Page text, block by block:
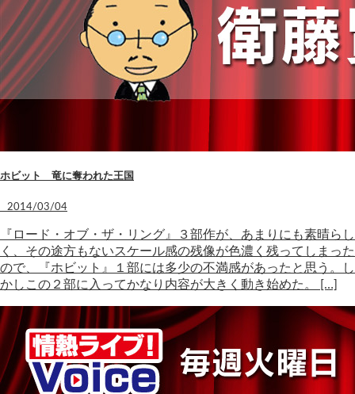
ホビット 竜に奪われた王国
2014/03/04
『ロード・オブ・ザ・リング』３部作が、あまりにも素晴らし
く、その途方もないスケール感の残像が色濃く残ってしまった
ので、『ホビット』１部には多少の不満感があったと思う。し
かしこの２部に入ってかなり内容が大きく動き始めた。 […]